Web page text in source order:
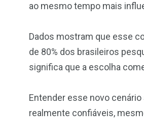
ao mesmo tempo mais
Dados mostram que esse
de 80% dos brasileiros
significa que a escolha
Entender esse novo
realmente confiáveis,